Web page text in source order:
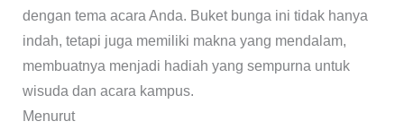
dengan tema acara Anda. Buket bunga ini tidak hanya
indah, tetapi juga memiliki makna yang mendalam,
membuatnya menjadi hadiah yang sempurna untuk
wisuda dan acara kampus.
Menurut